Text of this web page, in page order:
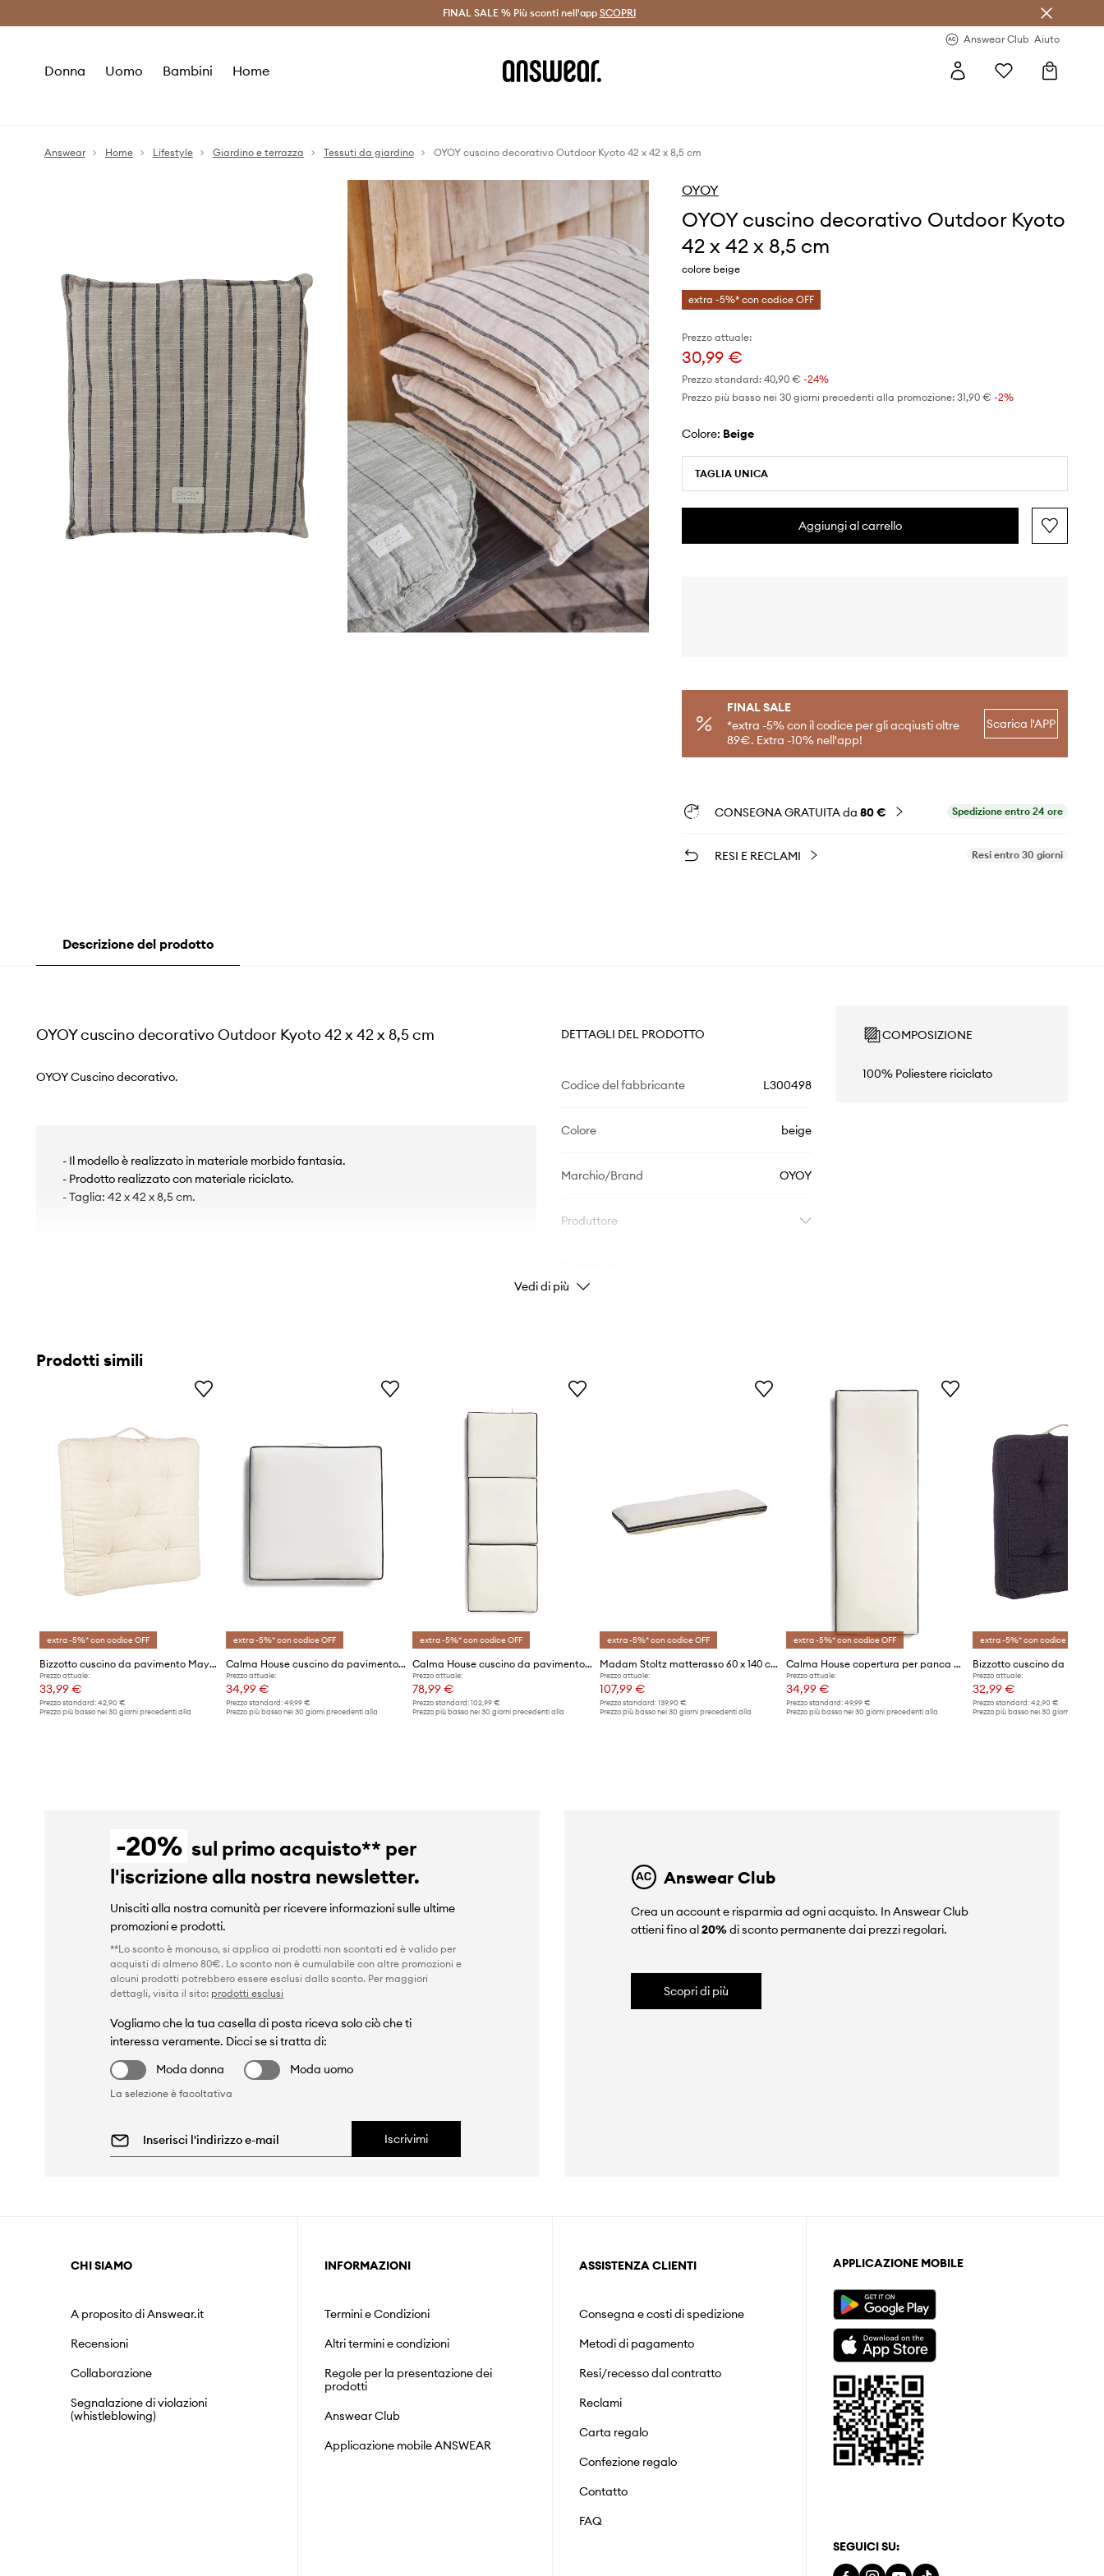
Risparmia con Answear Club > Spedizione entro 24 ore >
FINAL SALE % Più sconti nell'app SCOPRI
Answear Club Aiuto
Donna Uomo Bambini Home
Answear Home Lifestyle Giardino e terrazza Tessuti da giardino OYOY cuscino decorativo Outdoor Kyoto 42 x 42 x 8,5 cm
OYOY
OYOY cuscino decorativo Outdoor Kyoto
42 x 42 x 8,5 cm
colore beige
extra -5%* con codice OFF
Prezzo attuale:
30,99 €
Prezzo standard: 40,90 € -24%
Prezzo più basso nei 30 giorni precedenti alla promozione: 31,90 € -2%
Colore: beige
TAGLIA UNICA
Aggiungi al carrello
FINAL SALE
*extra -5% con il codice per gli acqiusti oltre
89€. Extra -10% nell'app!
Scarica l'APP
CONSEGNA GRATUITA da 80 € Spedizione entro 24 ore
RESI E RECLAMI Resi entro 30 giorni
Descrizione del prodotto
OYOY cuscino decorativo Outdoor Kyoto 42 x 42 x 8,5 cm
OYOY Cuscino decorativo.
- Il modello è realizzato in materiale morbido fantasia.
- Prodotto realizzato con materiale riciclato.
- Taglia: 42 x 42 x 8,5 cm.
DETTAGLI DEL PRODOTTO
Codice del fabbricante L300498
Colore beige
Marchio/Brand OYOY
Produttore
COMPOSIZIONE
100% Poliestere riciclato
Vedi di più
Prodotti simili
extra -5%* con codice OFF
Bizzotto cuscino da pavimento Mayuri 60 x 60 x 10 cm
Prezzo attuale:
33,99 €
Prezzo standard: 42,90 €
Prezzo più basso nei 30 giorni precedenti alla
extra -5%* con codice OFF
Calma House cuscino da pavimento Cloud
Prezzo attuale:
34,99 €
Prezzo standard:49,99 €
Prezzo più basso nei 30 giorni precedenti alla
extra -5%* con codice OFF
Calma House cuscino da pavimento Cloud
Prezzo attuale:
78,99 €
Prezzo standard: 102,99 €
Prezzo più basso nei 30 giorni precedenti alla
extra -5%* con codice OFF
Madam Stoltz matterasso 60 x 140 cm
Prezzo attuale:
107,99 €
Prezzo standard: 139,90 €
Prezzo più basso nei 30 giorni precedenti alla
extra -5%* con codice OFF
Calma House copertura per panca Cloud
Prezzo attuale:
34,99 €
Prezzo standard:49,99 €
Prezzo più basso nei 30 giorni precedenti alla
extra -5%* con codice OFF
Prezzo attuale:
32,99 €
Prezzo standard: 42,90 €
Prezzo più basso nei 30 giorni
-20% sul primo acquisto** per
l'iscrizione alla nostra newsletter.
Unisciti alla nostra comunità per ricevere informazioni sulle ultime
promozioni e prodotti.
**Lo sconto è monouso, si applica ai prodotti non scontati ed è valido per
acquisti di almeno 80€. Lo sconto non è cumulabile con altre promozioni e
alcuni prodotti potrebbero essere esclusi dallo sconto. Per maggiori
dettagli, visita il sito: prodotti esclusi
Vogliamo che la tua casella di posta riceva solo ciò che ti
interessa veramente. Dicci se si tratta di:
Moda donna
Moda uomo
La selezione è facoltativa
Iscrivimi
Answear Club
Crea un account e risparmia ad ogni acquisto. In Answear Club
ottieni fino al20%di sconto permanente dai prezzi regolari.
Scopri di più
CHI SIAMO
A proposito di Answear.it
Recensioni
Collaborazione
Segnalazione di violazioni
(whistleblowing)
INFORMAZIONI
Termini e Condizioni
Altri termini e condizioni
Regole per la presentazione dei
prodotti
Answear Club
Applicazione mobile ANSWEAR
ASSISTENZA CLIENTI
Consegna e costi di spedizione
Metodi di pagamento
Resi/recesso dal contratto
Reclami
Carta regalo
Confezione regalo
Contatto
FAQ
APPLICAZIONE MOBILE
SEGUICI SU: